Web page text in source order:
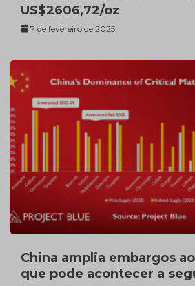
US$2606,72/oz
7 de fevereiro de 2025
China amplia embargos
que pode acontecer a